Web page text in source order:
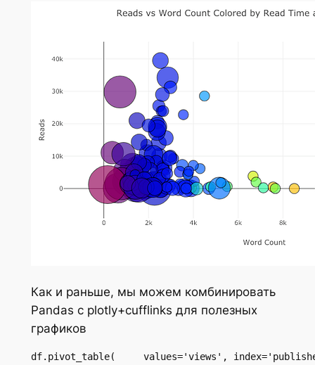
Как и раньше, мы можем комбинировать
Pandas с plotly+cufflinks для полезных
графиков
df.pivot_table(     values='views',